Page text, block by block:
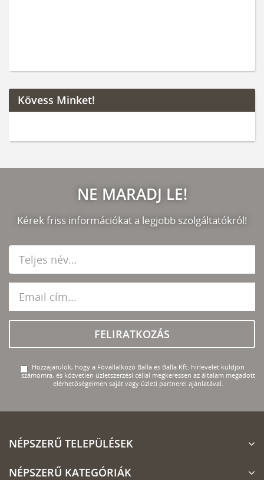
Kövess Minket!
NE MARADJ LE!
Kérek friss információkat a legjobb szolgáltatókról!
FELIRATKOZÁS
Hozzájárulok, hogy a Fővállalkozó Balla és Balla Kft. hírlevelet küldjön
számomra, és közvetlen üzletszerzési céllal megkeressen az általam megadott
elérhetőségeimen saját vagy üzleti partnerei ajánlatával.
NÉPSZERŰ TELEPÜLÉSEK
NÉPSZERŰ KATEGÓRIÁK